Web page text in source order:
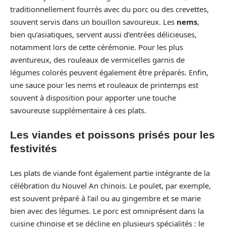
traditionnellement fourrés avec du porc ou des crevettes,
souvent servis dans un bouillon savoureux. Les nems,
bien qu’asiatiques, servent aussi d’entrées délicieuses,
notamment lors de cette cérémonie. Pour les plus
aventureux, des rouleaux de vermicelles garnis de
légumes colorés peuvent également être préparés. Enfin,
une sauce pour les nems et rouleaux de printemps est
souvent à disposition pour apporter une touche
savoureuse supplémentaire à ces plats.
Les viandes et poissons prisés pour les
festivités
Les plats de viande font également partie intégrante de la
célébration du Nouvel An chinois. Le poulet, par exemple,
est souvent préparé à l’ail ou au gingembre et se marie
bien avec des légumes. Le porc est omniprésent dans la
cuisine chinoise et se décline en plusieurs spécialités : le